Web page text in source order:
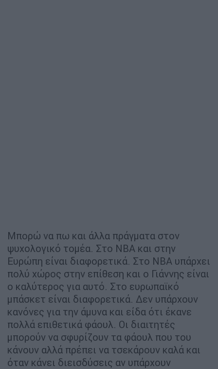
Μπορώ να πω και άλλα πράγματα στον
ψυχολογικό τομέα. Στο ΝΒΑ και στην
Ευρώπη είναι διαφορετικά. Στο ΝΒΑ υπάρχει
πολύ χώρος στην επίθεση και ο Γιάννης είναι
ο καλύτερος για αυτό. Στο ευρωπαϊκό
μπάσκετ είναι διαφορετικά. Δεν υπάρχουν
κανόνες για την άμυνα και είδα ότι έκανε
πολλά επιθετικά φάουλ. Οι διαιτητές
μπορούν να σφυρίζουν τα φάουλ που του
κάνουν αλλά πρέπει να τσεκάρουν καλά και
όταν κάνει διεισδύσεις αν υπάρχουν